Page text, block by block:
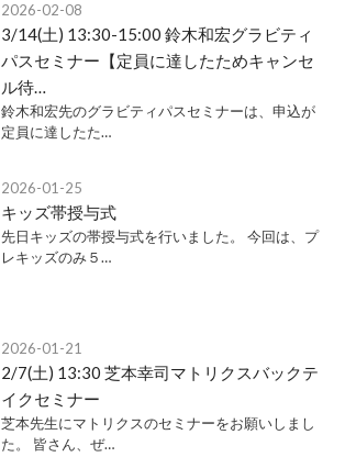
2026-02-08
3/14(土) 13:30-15:00 鈴木和宏グラビティ
パスセミナー【定員に達したためキャンセ
ル待…
鈴木和宏先のグラビティパスセミナーは、申込が
定員に達したた…
2026-01-25
キッズ帯授与式
先日キッズの帯授与式を行いました。 今回は、プ
レキッズのみ５…
2026-01-21
2/7(土) 13:30 芝本幸司マトリクスバックテ
イクセミナー
芝本先生にマトリクスのセミナーをお願いしまし
た。 皆さん、ぜ…